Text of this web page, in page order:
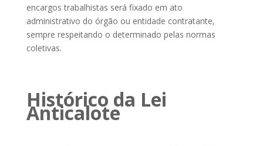
encargos trabalhistas será fixado em ato
administrativo do órgão ou entidade contratante,
sempre respeitando o determinado pelas normas
coletivas.
Histórico da Lei
Anticalote